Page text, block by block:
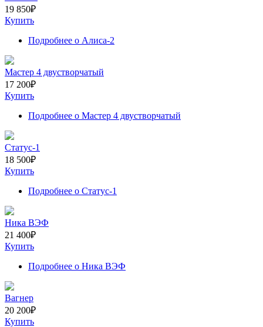
19 850₽
Купить
Подробнее о Алиса-2
Мастер 4 двустворчатый
17 200₽
Купить
Подробнее о Мастер 4 двустворчатый
Статус-1
18 500₽
Купить
Подробнее о Статус-1
Ника ВЭФ
21 400₽
Купить
Подробнее о Ника ВЭФ
Вагнер
20 200₽
Купить